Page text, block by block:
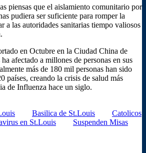
piensas que el aislamiento comunitario por
pudiera ser suficiente para romper la
a las autoridades sanitarias tiempo valiosos
en Octubre en la Ciudad China de
afectado a millones de personas en sus
más de 180 mil personas han sido
países, creando la crisis de salud más
de Influenza hace un siglo.
Basilica de St.Louis
Catolicos
en St.Louis Suspenden Misas